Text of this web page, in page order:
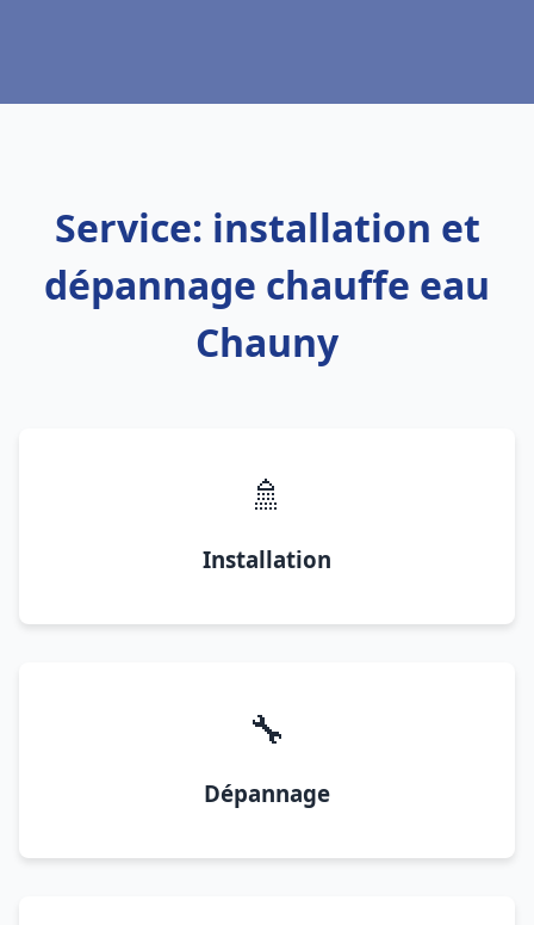
Service: installation et
dépannage chauffe eau
Chauny
🚿
Installation
🔧
Dépannage